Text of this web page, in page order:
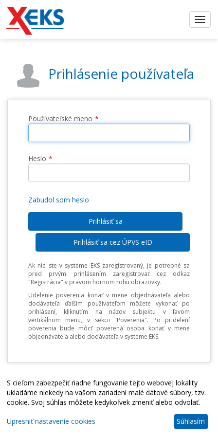
Prihlásenie používateľa
Používateľské meno
Heslo
Zabudol som heslo
Prihlásiť sa cez ÚPVS eID
Ak nie ste v systéme EKS zaregistrovaný, je potrebné sa
pred prvým prihlásením zaregistrovať cez odkaz
"Registrácia" v pravom hornom rohu obrazovky.
Udelenie poverenia konať v mene objednávateľa alebo
dodávateľa ďalším používateľom môžete vykonať po
prihlásení, kliknutím na názov subjektu v ľavom
vertikálnom menu, v sekcii "Poverenia". Po pridelení
poverenia bude môcť poverená osoba konať v mene
objednávateľa alebo dodávateľa v systéme EKS.
S cieľom zabezpečiť riadne fungovanie tejto webovej lokality
ukladáme niekedy na vašom zariadení malé dátové súbory, tzv.
cookie. Svoj súhlas môžete kedykoľvek zmeniť alebo odvolať.
Upresniť nastaveníe cookies Súhlasím